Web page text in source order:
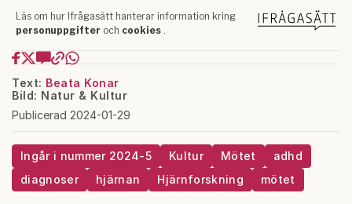
Text: Beata Konar
Bild: Natur & Kultur
Publicerad 2024-01-29
Ingår i nummer 2024-5 Kultur Mötet
adhd
diagnoser
hjärnan Hjärnforskning mötet